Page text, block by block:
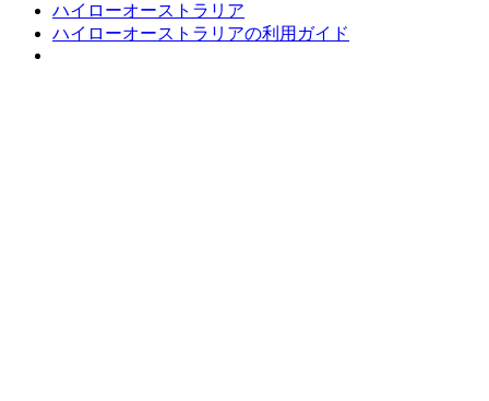
ハイローオーストラリア
ハイローオーストラリアの利用ガイド